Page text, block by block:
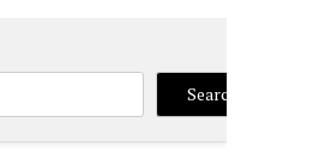
Search